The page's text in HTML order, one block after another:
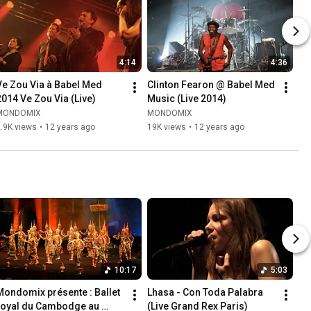
4:14
Zou Via à Babel Med
Ve Zou Via (Live)
views • 12 years ago
4:36
Clinton Fearon @ Babel Med
Music (Live 2014)
MONDOMIX
19K views • 12 years ago
10:17
présente : Ballet
du Cambodge au
5:03
Lhasa - Con Toda Palabra
(Live Grand Rex Paris)